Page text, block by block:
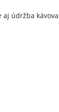
údržba